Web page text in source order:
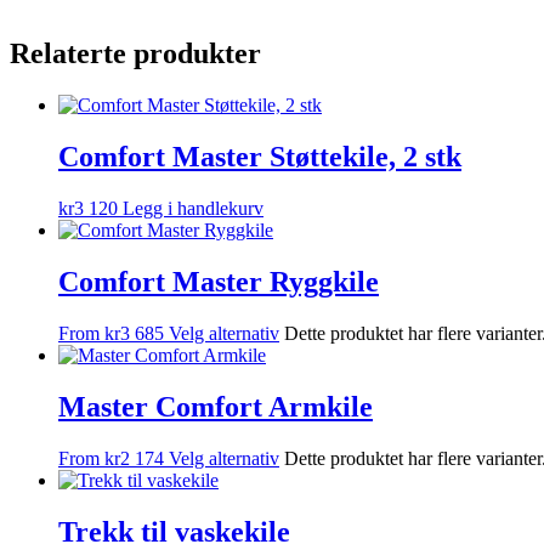
Relaterte produkter
Comfort Master Støttekile, 2 stk
kr3 120 Legg i handlekurv
Comfort Master Ryggkile
From kr3 685 Velg alternativ Dette produktet har flere
Master Comfort Armkile
From kr2 174 Velg alternativ Dette produktet har flere
Trekk til vaskekile